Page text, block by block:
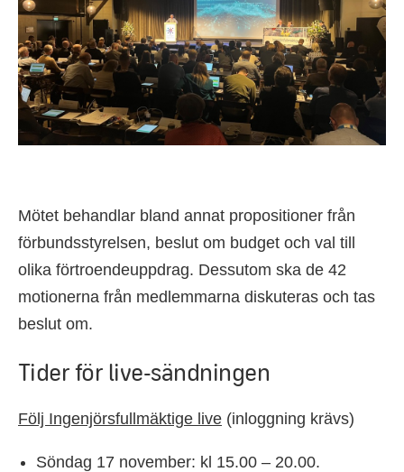
Mötet behandlar bland annat propositioner från
förbundsstyrelsen, beslut om budget och val till
olika förtroendeuppdrag. Dessutom ska de 42
motionerna från medlemmarna diskuteras och tas
beslut om.
Tider för live-sändningen
Följ Ingenjörsfullmäktige live (inloggning krävs)
Söndag 17 november: kl 15.00 – 20.00.